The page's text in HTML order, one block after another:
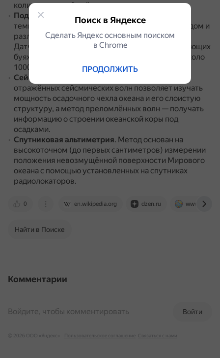
количественный учёт отдельных организмов.
Подводные приборы
Они контролируют
температуру, кислотность, насыщение кислородом и
различные концентрации химических веществ.
Датчики могут быть установлены на профилирующих
буях, которые свободно дрейфуют на глубине около
1000 метров.
Сейсмические методы
отражённых сейсмических волн позволяет изучать
мощность осадочного чехла океана и его слоистую
структуру, а метод преломлённых волн — получать
информацию о строении океанской коры под
осадками.
Спутниковая альтиметрия. Метод основан на
высокоточном (до первых сантиметров) измерении
положения невозмущённой поверхности Мирового
океана с помощью установленных на спутниках
радиолокаторов.
0 en.wikipedia.org dzen.ru
Найти в Поиске
Комментарии
Войти
Войдите, чтобы комментировать
© 2026 ООО «Яндекс» Пользовательское соглашение Связаться с нами
Поиск в Яндексе
Сделать Яндекс основным поиском
в Сhrome
ПРОДОЛЖИТЬ